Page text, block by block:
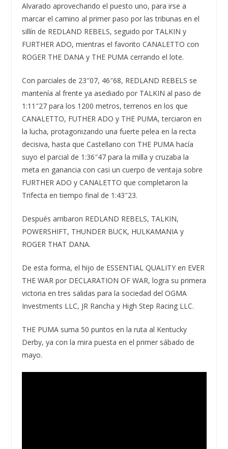
Alvarado aprovechando el puesto uno, para irse a
marcar el camino al primer paso por las tribunas en el
sillín de REDLAND REBELS, seguido por TALKIN y
FURTHER ADO, mientras el favorito CANALETTO con
ROGER THE DANA y THE PUMA cerrando el lote.
Con parciales de 23″07, 46″68, REDLAND REBELS se
mantenía al frente ya asediado por TALKIN al paso de
1:11″27 para los 1200 metros, terrenos en los que
CANALETTO, FUTHER ADO y THE PUMA, terciaron en
la lucha, protagonizando una fuerte pelea en la recta
decisiva, hasta que Castellano con THE PUMA hacía
suyo el parcial de 1:36″47 para la milla y cruzaba la
meta en ganancia con casi un cuerpo de ventaja sobre
FURTHER ADO y CANALETTO que completaron la
Trifecta en tiempo final de 1:43″23.
Después arribaron REDLAND REBELS, TALKIN,
POWERSHIFT, THUNDER BUCK, HULKAMANIA y
ROGER THAT DANA.
De esta forma, el hijo de ESSENTIAL QUALITY en EVER
THE WAR por DECLARATION OF WAR, logra su primera
victoria en tres salidas para la sociedad del OGMA
Investments LLC, JR Rancha y High Step Racing LLC.
THE PUMA suma 50 puntos en la ruta al Kentucky
Derby, ya con la mira puesta en el primer sábado de
mayo.